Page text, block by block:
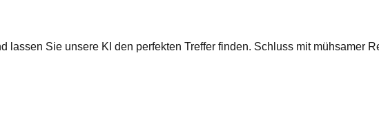
lassen Sie unsere KI den perfekten Treffer finden. Schluss mit mühsamer